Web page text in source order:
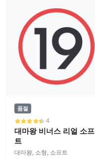
품절
4
대마왕 비너스 리얼 소프
트
대마왕, 소형, 소프트